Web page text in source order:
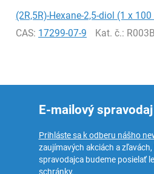
(2R,5R)-Hexane-2,5-diol (1 x
CAS: 17299-07-9 Kat. č.:
E-mailový spravodaj
Prihláste sa k odberu nášho
zaujímavých akciách a
spravodajca budeme posielať
schránky.